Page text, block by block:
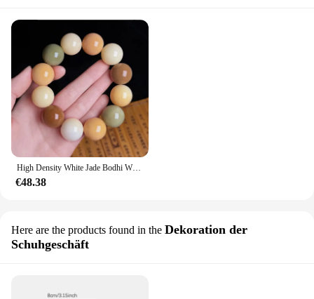
High Density White Jade Bodhi Wurzel Armband große milch grüne Türkis Wen spielen Buddha Perle Hands chnur für Männer und Frauen
€48.38
Here are the products found in the Dekoration der
Schuhgeschäft